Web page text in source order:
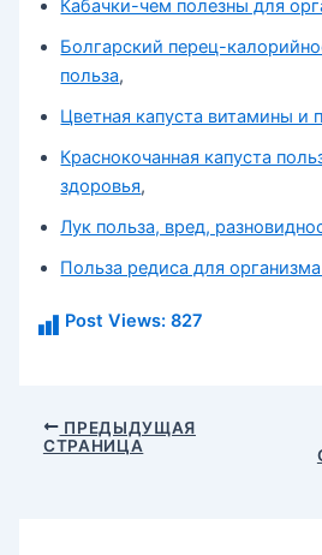
Кабачки-чем полезны для
Болгарский перец-
польза,
Цветная капуста витамины и
Краснокочанная капуста
здоровья,
Лук польза, вред,
Польза редиса для
Post Views: 827
Навигация
ПРЕДЫДУЩАЯ
СТРАНИЦА